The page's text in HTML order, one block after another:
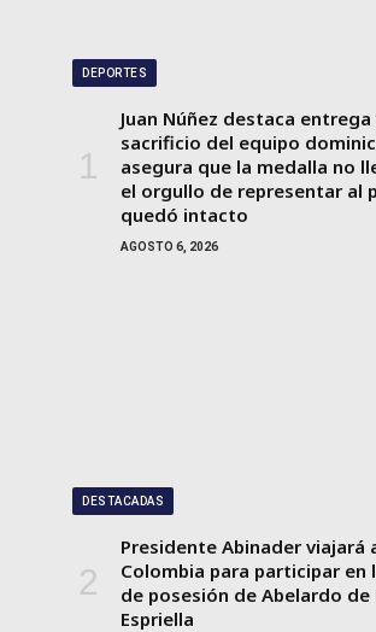
DEPORTES
Juan Núñez destaca entrega
sacrificio del equipo
asegura que la medalla no
el orgullo de representar al
quedó intacto
AGOSTO 6, 2026
DESTACADAS
Presidente Abinader viajará
Colombia para participar en
de posesión de Abelardo de
Espriella